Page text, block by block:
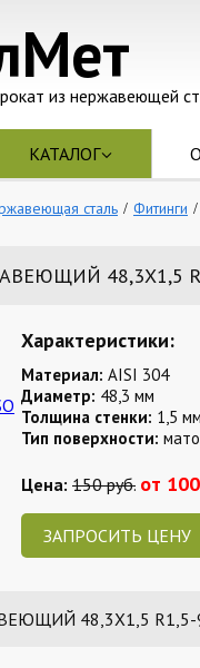
из нержавеющей
КАТАЛОГ
сталь Фитинги
48,3Х1,5
Характеристики:
Материал: AISI 304
Диаметр: 48,3 мм
Толщина стенки: 1,5 мм
Тип поверхности:
Цена: 150 руб. от
ЗАПРОСИТЬ ЦЕНУ
48,3Х1,5 R1,5-